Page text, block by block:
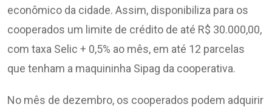
econômico da cidade. Assim, disponibiliza para os
cooperados um limite de crédito de até R$ 30.000,00,
com taxa Selic + 0,5% ao mês, em até 12 parcelas
que tenham a maquininha Sipag da cooperativa.
No mês de dezembro, os cooperados podem adquirir